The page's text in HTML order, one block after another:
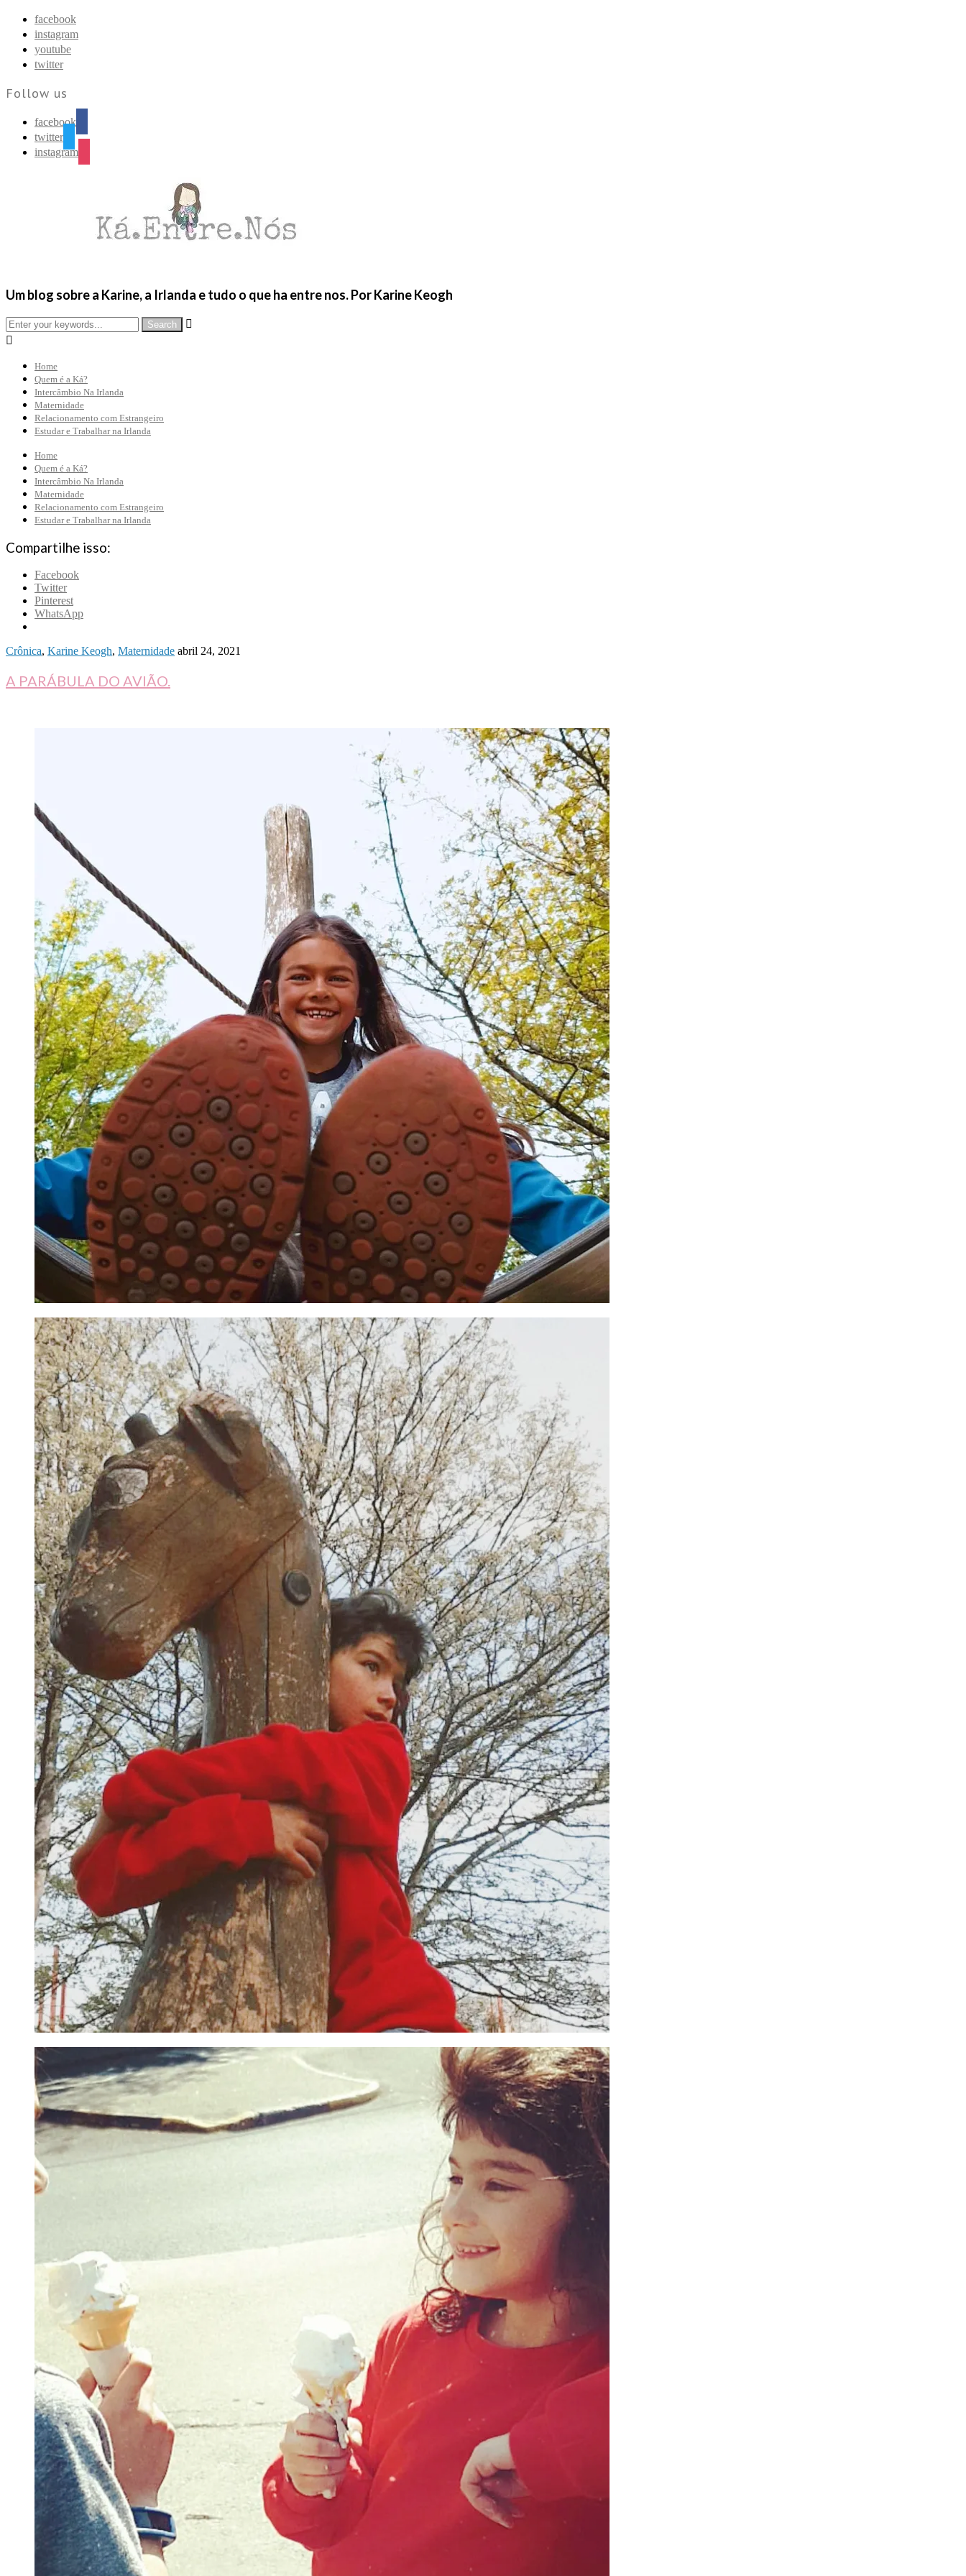
facebook
instagram
youtube
twitter
Follow us
facebook
twitter
instagram
Um blog sobre a Karine, a Irlanda e tudo o que ha entre nos. Por Karine Keogh


Home
Quem é a Ká?
Intercâmbio Na Irlanda
Maternidade
Relacionamento com Estrangeiro
Estudar e Trabalhar na Irlanda
Home
Quem é a Ká?
Intercâmbio Na Irlanda
Maternidade
Relacionamento com Estrangeiro
Estudar e Trabalhar na Irlanda
Compartilhe isso:
Facebook
Twitter
Pinterest
WhatsApp
Crônica, Karine Keogh, Maternidade abril 24, 2021
A PARÁBULA DO AVIÃO.